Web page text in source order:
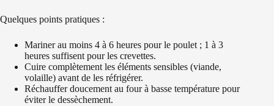
Quelques points pratiques :
Mariner au moins 4 à 6 heures pour le poulet ; 1 à 3
heures suffisent pour les crevettes.
Cuire complètement les éléments sensibles (viande,
volaille) avant de les réfrigérer.
Réchauffer doucement au four à basse température pour
éviter le dessèchement.